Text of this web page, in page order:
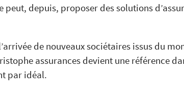
peut, depuis, proposer des solutions
l’arrivée de nouveaux sociétaires issus du
assurances devient une référence
par idéal.